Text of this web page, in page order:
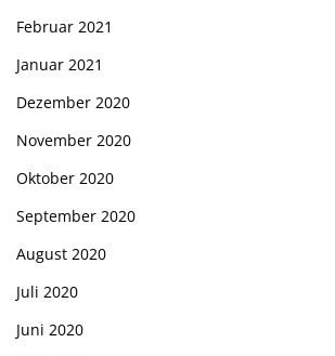
Februar 2021
Januar 2021
Dezember 2020
November 2020
Oktober 2020
September 2020
August 2020
Juli 2020
Juni 2020